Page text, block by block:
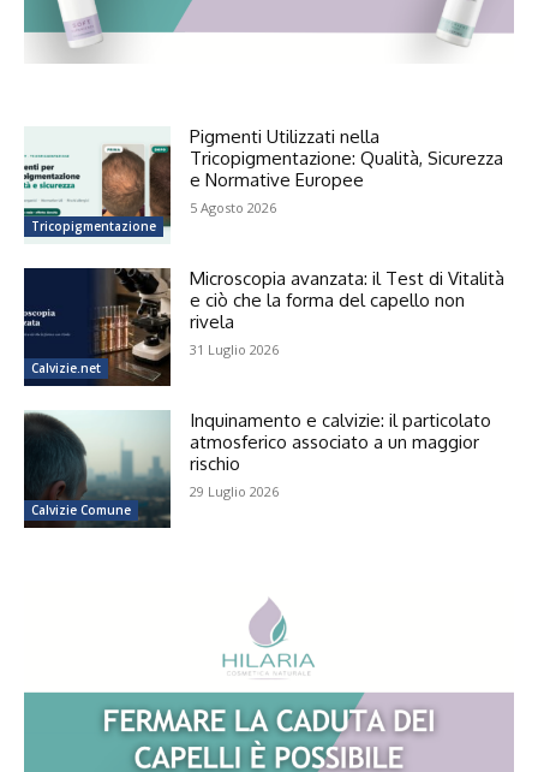
Tricopigmentazione
Pigmenti Utilizzati nella
Tricopigmentazione: Qualità, Sicurezza
e Normative Europee
5 Agosto 2026
Calvizie.net
Microscopia avanzata: il Test di Vitalità
e ciò che la forma del capello non
rivela
31 Luglio 2026
Calvizie Comune
Inquinamento e calvizie: il particolato
atmosferico associato a un maggior
rischio
29 Luglio 2026